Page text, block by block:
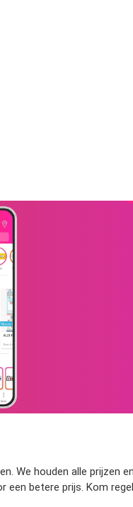
We houden alle prijzen
een betere prijs. Kom